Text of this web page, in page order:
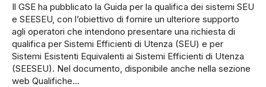
Il GSE ha pubblicato la Guida per la qualifica dei sistemi SEU
e SEESEU, con l’obiettivo di fornire un ulteriore supporto
agli operatori che intendono presentare una richiesta di
qualifica per Sistemi Efficienti di Utenza (SEU) e per
Sistemi Esistenti Equivalenti ai Sistemi Efficienti di Utenza
(SEESEU). Nel documento, disponibile anche nella sezione
web Qualifiche…